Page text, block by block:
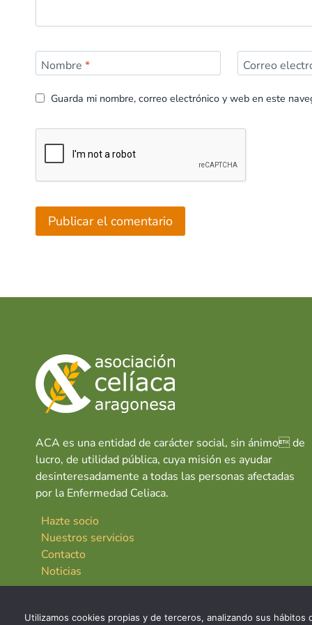
Nombre * Correo
Guarda mi nombre, correo electrónico y web en este
ACA es una entidad de carácter social, sin ánimo de
lucro, de utilidad pública, cuya misión es ayudar
desinteresadamente a todas las personas afectadas
por la Enfermedad Celiaca.
Hazte socio
Nuestros servicios
Contacto
Noticias
Utilizamos cookies propias y de terceros, analizando sus